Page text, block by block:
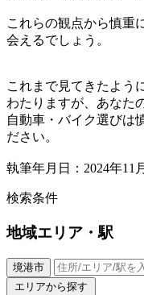
これらの観点から慎重
会えるでしょう。
これまで見てきたよう
わたりますが、あなた
自動車・バイク選びは
ださい。
執筆年月日：2024年11
検索条件
地域エリア・駅
境港市
エリアから探す